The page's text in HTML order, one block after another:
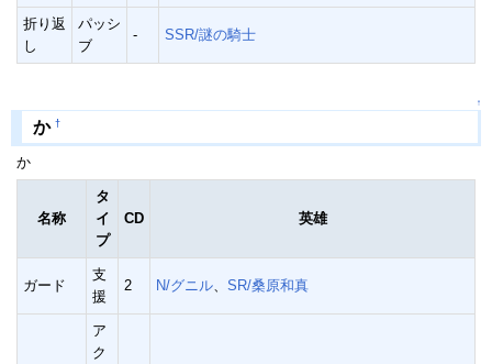
折り返
し
パッシ
ブ
- SSR/謎の騎士
↑
か †
か
名称
タ
イ
プ
CD 英雄
ガード
支
援
2 N/グニル SR/桑原和真
ア
ク